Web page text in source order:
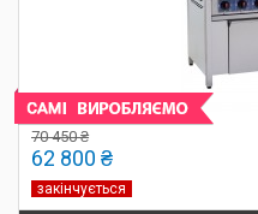
70 450 ₴
62 800 ₴
закінчується